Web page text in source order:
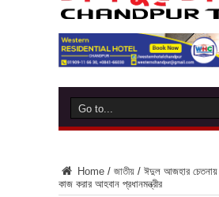
Home / জাতীয় / ঈদুল আজহার চেতনায়
কাজ করার আহবান প্রধানমন্ত্রীর